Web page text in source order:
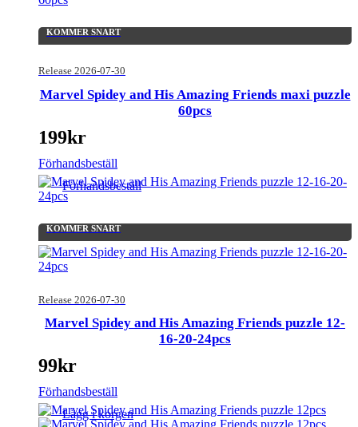
KOMMER SNART
Release 2026-07-30
Marvel Spidey and His Amazing Friends maxi puzzle
60pcs
199kr
Förhandsbeställ
KOMMER SNART
Release 2026-07-30
Förhandsbeställ
Marvel Spidey and His Amazing Friends puzzle 12-
16-20-24pcs
99kr
Förhandsbeställ
Lägg i korgen